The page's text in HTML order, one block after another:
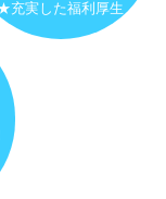
充実した福利厚生